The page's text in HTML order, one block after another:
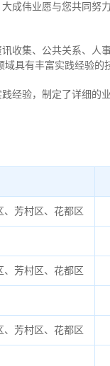
成伟业愿与您共同努
收集、公共关系、人
具有丰富实践经验的
经验，制定了详细的
、芳村区、花都区
、芳村区、花都区
、芳村区、花都区